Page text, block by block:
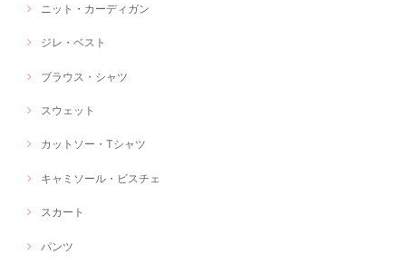
ニット・カーディガン
ジレ・ベスト
ブラウス・シャツ
スウェット
カットソー・Tシャツ
キャミソール・ビスチェ
スカート
パンツ